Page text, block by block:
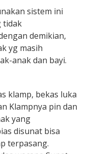
sistem ini
tidak
demikian,
yg masih
anak dan bayi.
klamp, bekas luka
Klampnya pin dan
yang
disunat bisa
terpasang.